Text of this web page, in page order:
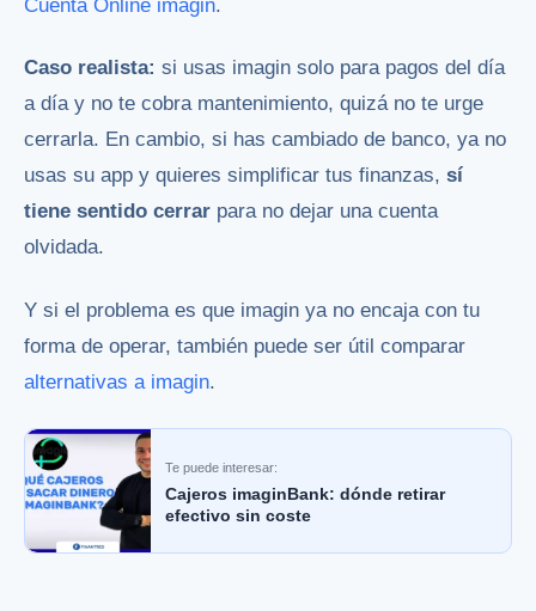
Cuenta Online imagin.
Caso realista: si usas imagin solo para pagos del día
a día y no te cobra mantenimiento, quizá no te urge
cerrarla. En cambio, si has cambiado de banco, ya no
usas su app y quieres simplificar tus finanzas, sí
tiene sentido cerrar para no dejar una cuenta
olvidada.
Y si el problema es que imagin ya no encaja con tu
forma de operar, también puede ser útil comparar
alternativas a imagin.
Te puede interesar:
Cajeros imaginBank: dónde retirar
efectivo sin coste